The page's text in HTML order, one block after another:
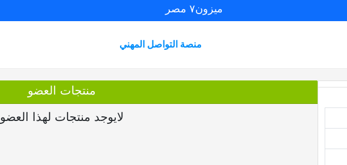
ميزون٧ مصر
منصة التواصل المهني
منتجات العضو
لايوجد منتجات لهذا العضو